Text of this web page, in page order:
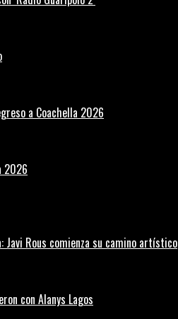
a Coachella 2026
2026
Javi Rous comienza su camino artístico
con Alanys Lagos